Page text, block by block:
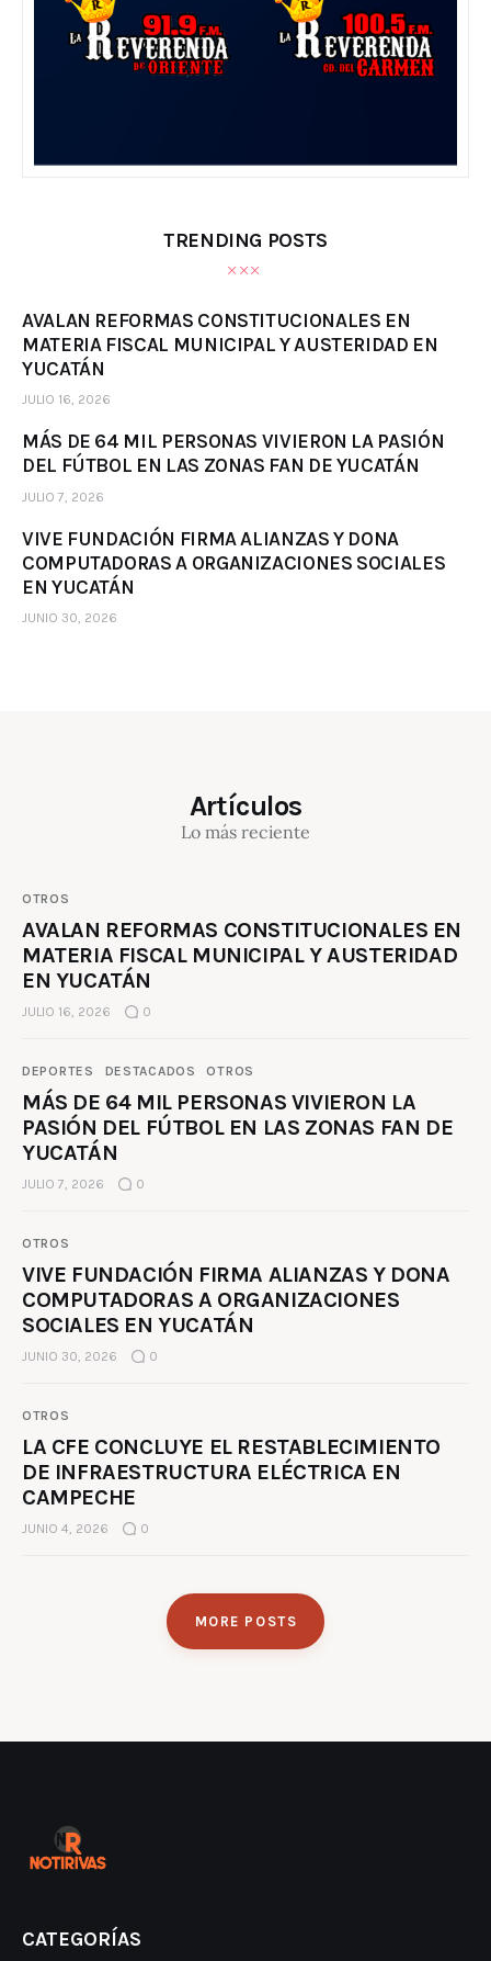
TRENDING POSTS
AVALAN REFORMAS CONSTITUCIONALES EN
MATERIA FISCAL MUNICIPAL Y AUSTERIDAD EN
YUCATÁN
JULIO 16, 2026
MÁS DE 64 MIL PERSONAS VIVIERON LA PASIÓN
DEL FÚTBOL EN LAS ZONAS FAN DE YUCATÁN
JULIO 7, 2026
VIVE FUNDACIÓN FIRMA ALIANZAS Y DONA
COMPUTADORAS A ORGANIZACIONES SOCIALES
EN YUCATÁN
JUNIO 30, 2026
Artículos
Lo más reciente
OTROS
AVALAN REFORMAS CONSTITUCIONALES EN
MATERIA FISCAL MUNICIPAL Y AUSTERIDAD
EN YUCATÁN
JULIO 16, 2026 0
DEPORTES DESTACADOS OTROS
MÁS DE 64 MIL PERSONAS VIVIERON LA
PASIÓN DEL FÚTBOL EN LAS ZONAS FAN DE
YUCATÁN
JULIO 7, 2026 0
OTROS
VIVE FUNDACIÓN FIRMA ALIANZAS Y DONA
COMPUTADORAS A ORGANIZACIONES
SOCIALES EN YUCATÁN
JUNIO 30, 2026 0
OTROS
LA CFE CONCLUYE EL RESTABLECIMIENTO
DE INFRAESTRUCTURA ELÉCTRICA EN
CAMPECHE
JUNIO 4, 2026 0
MORE POSTS
CATEGORÍAS